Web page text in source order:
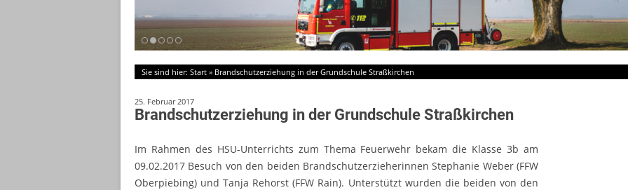
Sie sind hier: Start » Brandschutzerziehung in der Grundschule Straßkirchen
25. Februar 2017
Brandschutzerziehung in der Grundschule Straßkirchen
Im Rahmen des HSU-Unterrichts zum Thema Feuerwehr bekam die Klasse 3b am
09.02.2017 Besuch von den beiden Brandschutzerzieherinnen Stephanie Weber (FFW
Oberpiebing) und Tanja Rehorst (FFW Rain). Unterstützt wurden die beiden von den